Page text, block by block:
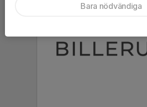
Bara nödvändiga